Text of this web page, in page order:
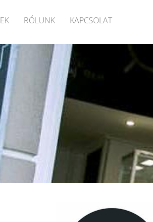
RÓLUNK KAPCSOLAT